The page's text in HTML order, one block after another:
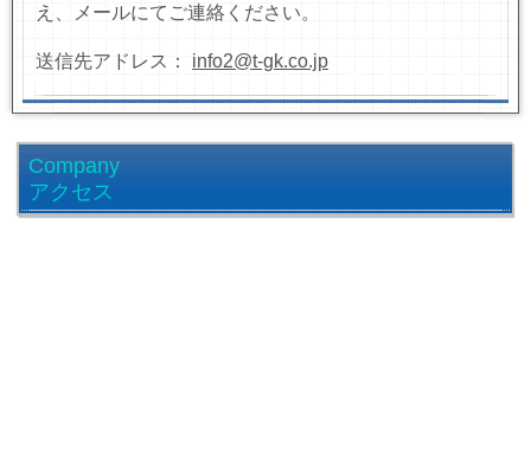
え、メールにてご連絡ください。
送信先アドレス： info2@t-gk.co.jp
Company
アクセス